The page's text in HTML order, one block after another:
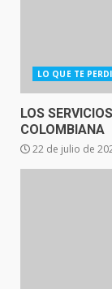
LO QUE TE
LOS
COLOMBIANA
22 de julio de